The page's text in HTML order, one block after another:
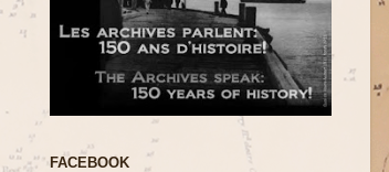
FACEBOOK